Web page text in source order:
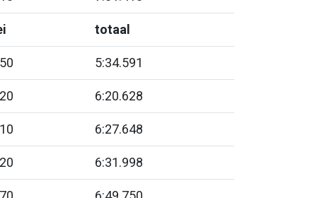
totaal
5:34.591
6:20.628
6:27.648
6:31.998